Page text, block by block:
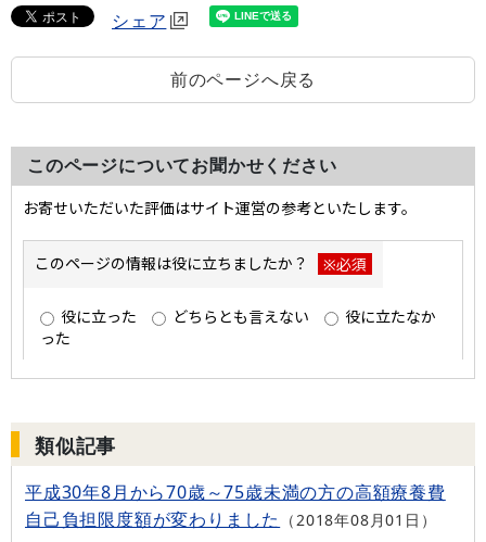
シェア
前のページへ戻る
このページについてお聞かせください
類似記事
平成30年8月から70歳～75歳未満の方の高額療養費
自己負担限度額が変わりました
2018年08月01日